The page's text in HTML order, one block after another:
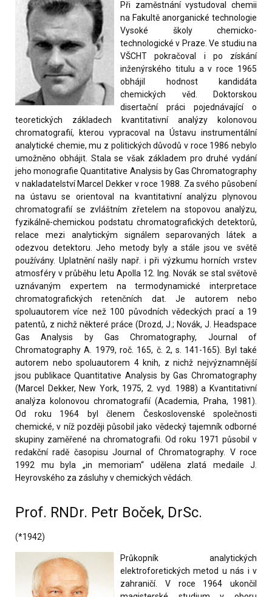
Při zaměstnání vystudoval chemii
na Fakultě anorganické technologie
Vysoké školy chemicko-
technologické v Praze. Ve studiu na
VŠCHT pokračoval i po získání
inženýrského titulu a v roce 1965
obhájil hodnost kandidáta
chemických věd. Doktorskou
disertační práci pojednávající o
teoretických základech kvantitativní analýzy kolonovou
chromatografií, kterou vypracoval na Ústavu instrumentální
analytické chemie, mu z politických důvodů v roce 1986 nebylo
umožněno obhájit. Stala se však základem pro druhé vydání
jeho monografie Quantitative Analysis by Gas Chromatography
v nakladatelství Marcel Dekker v roce 1988. Za svého působení
na ústavu se orientoval na kvantitativní analýzu plynovou
chromatografií se zvláštním zřetelem na stopovou analýzu,
fyzikálně-chemickou podstatu chromatografických detektorů,
relace mezi analytickým signálem separovaných látek a
odezvou detektoru. Jeho metody byly a stále jsou ve světě
používány. Uplatnění našly např. i při výzkumu horních vrstev
atmosféry v průběhu letu Apolla 12. Ing. Novák se stal světově
uznávaným expertem na termodynamické interpretace
chromatografických retenčních dat. Je autorem nebo
spoluautorem více než 100 původních vědeckých prací a 19
patentů, z nichž některé práce (Drozd, J.; Novák, J. Headspace
Gas Analysis by Gas Chromatography, Journal of
Chromatography A. 1979, roč. 165, č. 2, s. 141-165). Byl také
autorem nebo spoluautorem 4 knih, z nichž nejvýznamnější
jsou publikace Quantitative Analysis by Gas Chromatography
(Marcel Dekker, New York, 1975, 2. vyd. 1988) a Kvantitativní
analýza kolonovou chromatografií (Academia, Praha, 1981).
Od roku 1964 byl členem Československé společnosti
chemické, v níž později působil jako vědecký tajemník odborné
skupiny zaměřené na chromatografii. Od roku 1971 působil v
redakční radě časopisu Journal of Chromatography. V roce
1992 mu byla „in memoriam“ udělena zlatá medaile J.
Heyrovského za zásluhy v chemických vědách.
Prof. RNDr. Petr Boček, DrSc.
(*1942)
Průkopník analytických
elektroforetických metod u nás i v
zahraničí. V roce 1964 ukončil